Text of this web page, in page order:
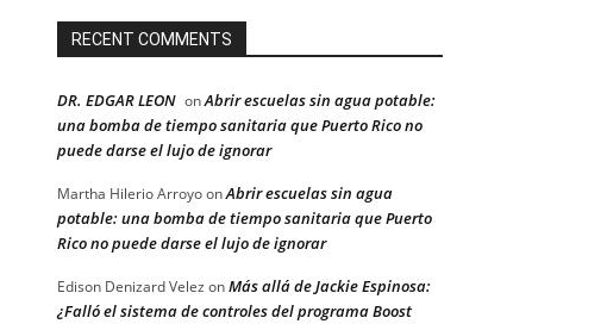
RECENT COMMENTS
DR. EDGAR LEON onAbrir escuelas sin agua potable:
una bomba de tiempo sanitaria que Puerto Rico no
puede darse el lujo de ignorar
Martha Hilerio ArroyoonAbrir escuelas sin agua
potable: una bomba de tiempo sanitaria que Puerto
Rico no puede darse el lujo de ignorar
Edison Denizard Velez onMás allá de Jackie Espinosa:
¿Falló el sistema de controles del programa Boost